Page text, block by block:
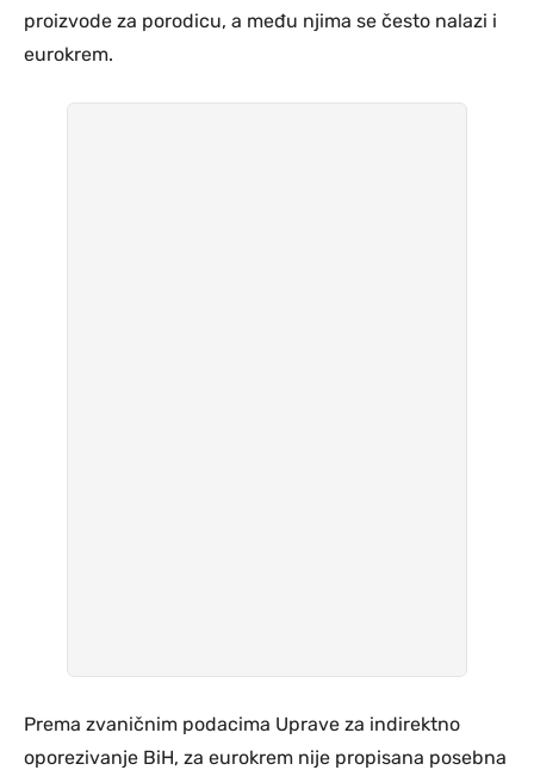
proizvode za porodicu, a među njima se često nalazi i
eurokrem.
Prema zvaničnim podacima Uprave za indirektno
oporezivanje BiH, za eurokrem nije propisana posebna